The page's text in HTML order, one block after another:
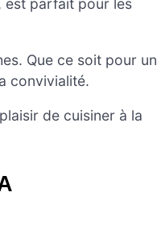
est parfait pour les
Que ce soit pour un
convivialité.
de cuisiner à la